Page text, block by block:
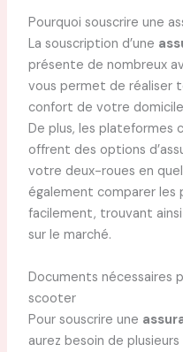
Pourquoi souscrire une
La souscription d’une
présente de nombreux
vous permet de réaliser
confort de votre
De plus, les plateformes
offrent des options
votre deux-roues en
également comparer les
facilement, trouvant
sur le marché.
Documents nécessaires
scooter
Pour souscrire une
aurez besoin de